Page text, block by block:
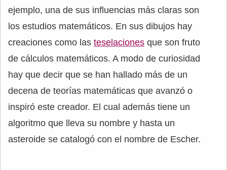
ejemplo, una de sus influencias más claras son
los estudios matemáticos. En sus dibujos hay
creaciones como las teselaciones que son fruto
de cálculos matemáticos. A modo de curiosidad
hay que decir que se han hallado más de un
decena de teorías matemáticas que avanzó o
inspiró este creador. El cual además tiene un
algoritmo que lleva su nombre y hasta un
asteroide se catalogó con el nombre de Escher.